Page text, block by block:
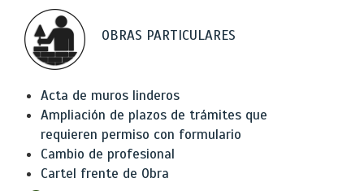
OBRAS PARTICULARES
Acta de muros linderos
Ampliación de plazos de trámites que
requieren permiso con formulario
Cambio de profesional
Cartel frente de Obra